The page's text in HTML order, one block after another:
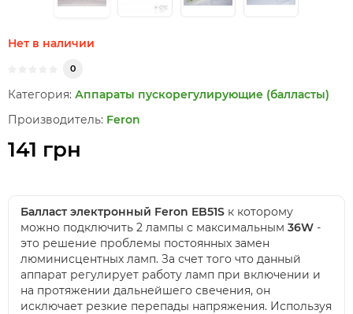
Нет в наличии
0
Категория: Аппараты пускорегулирующие (балласты)
Производитель: Feron
141 грн
Балласт электронный Feron EB51S к которому
можно подключить 2 лампы с максимальным 36W -
это решение проблемы постоянных замен
люминисцентных ламп. За счет того что данный
аппарат регулирует работу ламп при включении и
на протяжении дальнейшего свечения, он
исключает резкие перепады напряжения. Используя